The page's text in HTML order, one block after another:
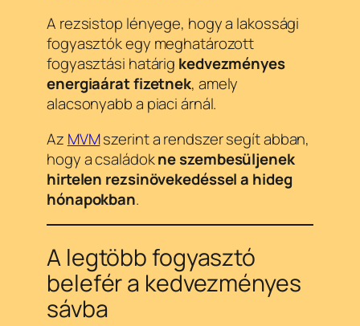
A rezsistop lényege, hogy a lakossági
fogyasztók egy meghatározott
fogyasztási határig kedvezményes
energiaárat fizetnek, amely
alacsonyabb a piaci árnál.
Az MVMszerint a rendszer segít abban,
hogy a családokne szembesüljenek
hirtelen rezsinövekedéssel a hideg
hónapokban.
A legtöbb fogyasztó
belefér a kedvezményes
sávba